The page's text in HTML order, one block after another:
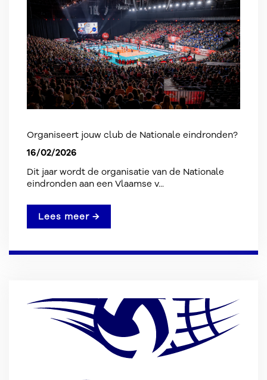
Organiseert jouw club de Nationale eindronden?
16/02/2026
Dit jaar wordt de organisatie van de Nationale
eindronden aan een Vlaamse v...
Lees meer →